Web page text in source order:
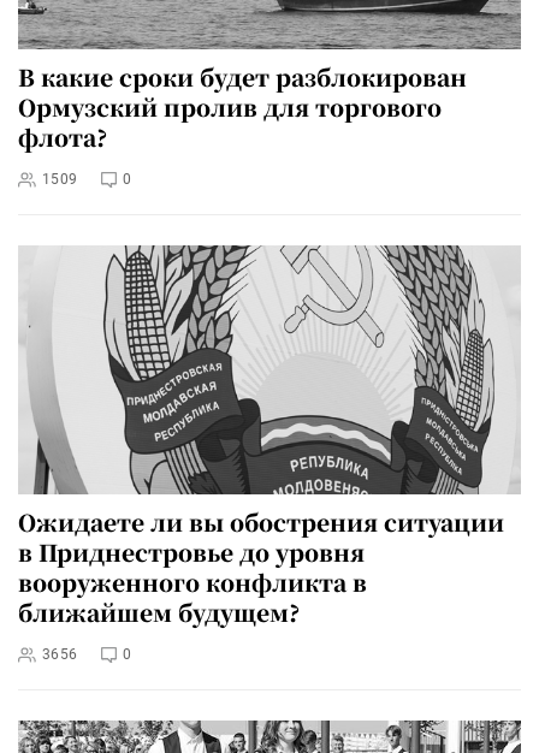
В какие сроки будет разблокирован
Ормузский пролив для торгового
флота?
1509 0
Ожидаете ли вы обострения ситуации
в Приднестровье до уровня
вооруженного конфликта в
ближайшем будущем?
3656 0